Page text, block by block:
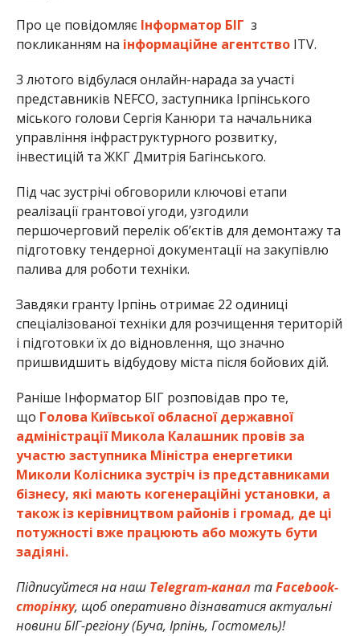
Про це повідомляє Інформатор БІГ з
покликанням на інформаційне агентствоITV.
3 лютого відбулася онлайн-нарада за участі
представників NEFCO, заступника Ірпінського
міського голови Сергія Канюри та начальника
управління інфраструктурного розвитку,
інвестицій та ЖКГ Дмитрія Багінського.
Під час зустрічі обговорили ключові етапи
реалізації грантової угоди, узгодили
першочерговий перелік об’єктів для демонтажу та
підготовку тендерної документації на закупівлю
палива для роботи техніки.
Завдяки гранту Ірпінь отримає 22 одиниці
спеціалізованої техніки для розчищення територій
і підготовки їх до відновлення, що значно
пришвидшить відбудову міста після бойових дій.
Раніше Інформатор БІГ розповідав про те,
що Голова Київської обласної державної
адміністрації Микола Калашник провів за
участю заступника Міністра енергетики
Миколи Колісника зустріч із представниками
бізнесу, які мають когенераційні установки, а
також із керівництвом районів і громад, де ці
потужності вже працюють або можуть бути
задіяні.
Підписуйтеся на наш Telegram-каналтаFacebook-
сторінку, щоб оперативно дізнаватися актуальні
новини БІГ-регіону (Буча, Ірпінь, Гостомель)!